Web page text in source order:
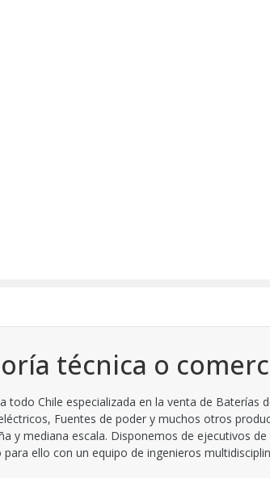
técnica o
Chile especializada en la venta de Baterías
Fuentes de poder y muchos otros
y mediana escala. Disponemos de ejecutivos
ello con un equipo de ingenieros